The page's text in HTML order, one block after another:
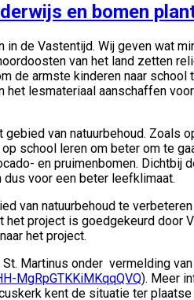
en bomen
de Vastentijd. Wij geven wat
van het land zetten
armste kinderen naar school
lesmateriaal aanschaffen
van natuurbehoud. Zoals
school leren om beter om te
en pruimenbomen. Dichtbij
voor een beter leefklimaat.
van natuurbehoud te
project is goedgekeurd door
het project.
Martinus onder vermelding
MgRpGTKKiMKqqQVQ). Meer
kent de situatie ter